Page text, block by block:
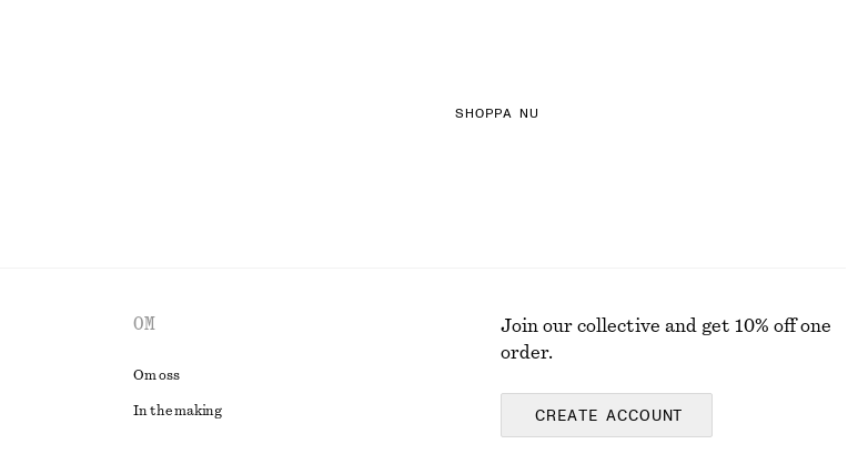
SHOPPA NU
OM
Om oss
In the making
Join our collective and get 10% off one
order.
CREATE ACCOUNT